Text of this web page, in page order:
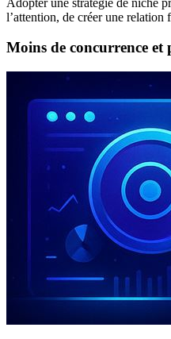
l’attention, de créer une relation
Moins de concurrence et